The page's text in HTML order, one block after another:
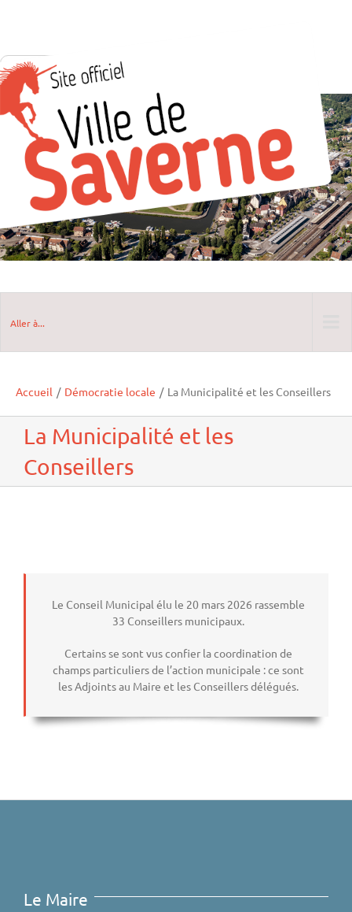
Aller à...
Accueil / Démocratie locale / La Municipalité et les Conseillers
La Municipalité et les
Conseillers
Le Conseil Municipal élu le 20 mars 2026 rassemble
33 Conseillers municipaux.
Certains se sont vus confier la coordination de
champs particuliers de l’action municipale : ce sont
les Adjoints au Maire et les Conseillers délégués.
Le Maire